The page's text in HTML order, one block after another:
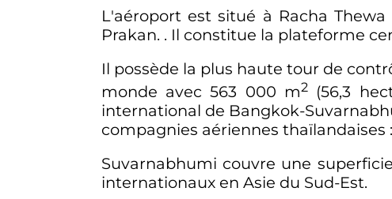
L'aéroport est situé à Racha Thewa
Prakan. . Il constitue la plateforme
Il possède la plus haute tour de
monde avec563 000 m2 (56,3
international de Bangkok-
compagnies aériennes thaïlandaises :
Suvarnabhumi couvre une
internationaux en Asie du Sud-Est.